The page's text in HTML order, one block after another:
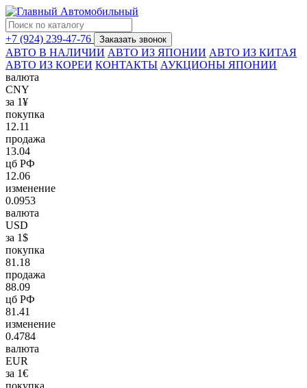
+7 (924) 239-47-76 Заказать звонок
АВТО В НАЛИЧИИ АВТО ИЗ ЯПОНИИ АВТО ИЗ КИТАЯ
АВТО ИЗ КОРЕИ КОНТАКТЫ АУКЦИОНЫ ЯПОНИИ
валюта
CNY
за 1¥
покупка
12.11
продажа
13.04
цб РФ
12.06
изменение
0.0953
валюта
USD
за 1$
покупка
81.18
продажа
88.09
цб РФ
81.41
изменение
0.4784
валюта
EUR
за 1€
покупка